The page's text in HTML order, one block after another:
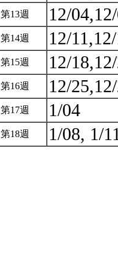
第13週 12/
第14週 12/
第15週 12/
第16週 12/
第17週 1/04
第18週 1/08, 1/